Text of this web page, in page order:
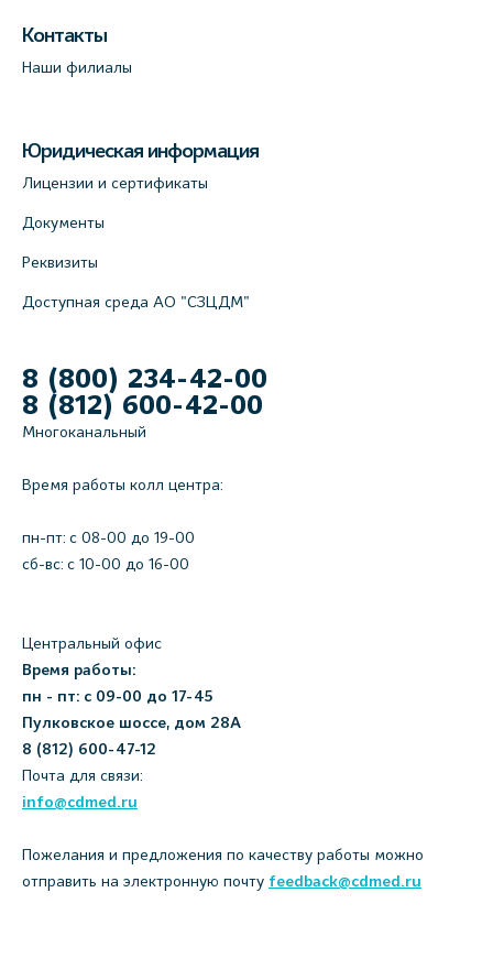
Контакты
Наши филиалы
Юридическая информация
Лицензии и сертификаты
Документы
Реквизиты
Доступная среда АО "СЗЦДМ"
8 (800) 234-42-00
8 (812) 600-42-00
Многоканальный
Время работы колл центра:
пн-пт: c 08-00 до 19-00
сб-вс: с 10-00 до 16-00
Центральный офис
Время работы:
пн - пт: с 09-00 до 17-45
Пулковское шоссе, дом 28А
8 (812) 600-47-12
Почта для связи:
info@cdmed.ru
Пожелания и предложения по качеству работы можно
отправить на электронную почту feedback@cdmed.ru